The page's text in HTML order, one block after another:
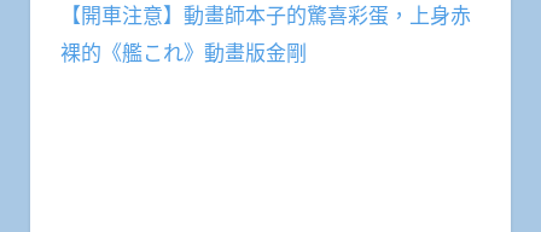
【開車注意】動畫師本子的驚喜彩蛋，上身赤
裸的《艦これ》動畫版金剛